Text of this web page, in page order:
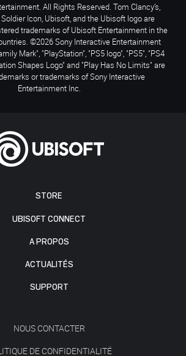
STORE
UBISOFT CONNECT
A PROPOS
ACTUALITÉS
SUPPORT
NOUS CONTACTER
DE CONFIDENTIALITÉ
All Rights Reserved. Tom Clancy’s,
Icon, Ubisoft, and the Ubisoft logo are
trademarks of Ubisoft Entertainment in the
©2026 Sony Interactive Entertainment
Mark", "PlayStation", "PS5 logo", "PS5", "PS4
Shapes Logo" and "Play Has No Limits" are
or trademarks of Sony Interactive
Entertainment Inc.